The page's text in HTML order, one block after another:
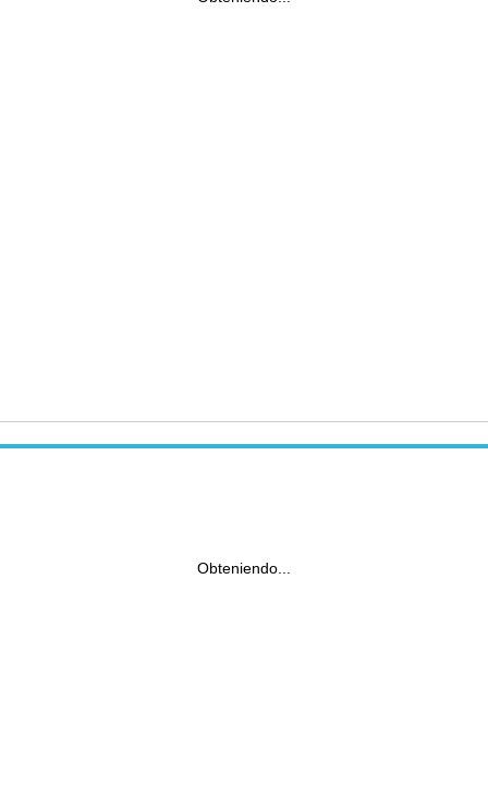
Obteniendo...